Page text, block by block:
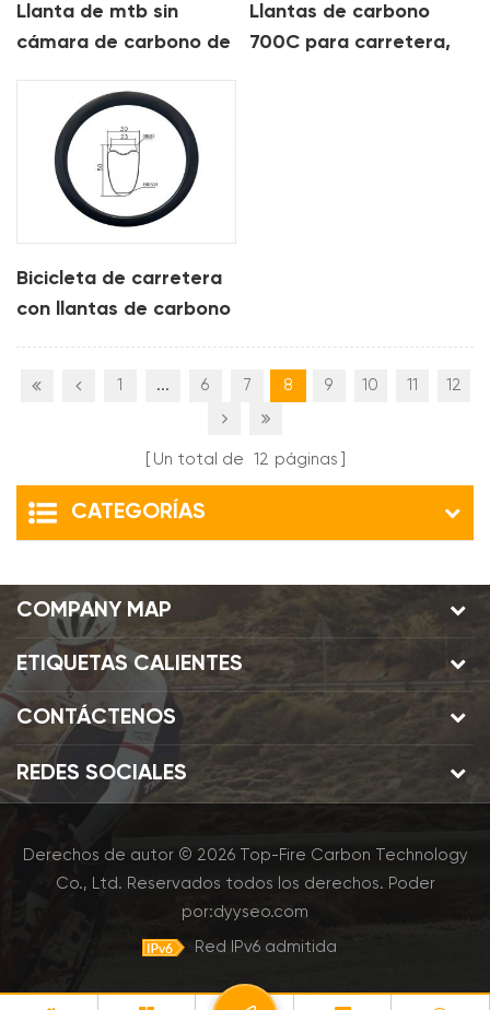
Llanta de mtb sin
cámara de carbono de
Llantas de carbono
700C para carretera,
Bicicleta de carretera
con llantas de carbono
1 ... 6 7 8 9 10 11 12
Un total de 12 páginas
CATEGORÍAS
COMPANY MAP
ETIQUETAS CALIENTES
CONTÁCTENOS
REDES SOCIALES
Derechos de autor © 2026 Top-Fire Carbon Technology
Co., Ltd. Reservados todos los derechos. Poder
por:dyyseo.com
Red IPv6 admitida